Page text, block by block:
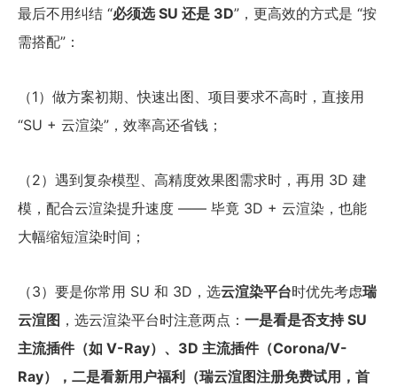
最后不用纠结 “必须选 SU 还是 3D”，更高效的方式是 “按
需搭配”：
（1）做方案初期、快速出图、项目要求不高时，直接用
“SU + 云渲染”，效率高还省钱；
（2）遇到复杂模型、高精度效果图需求时，再用 3D 建
模，配合云渲染提升速度 —— 毕竟 3D + 云渲染，也能
大幅缩短渲染时间；
（3）要是你常用 SU 和 3D，选云渲染平台时优先考虑瑞
云渲图 ，选云渲染平台时注意两点： 一是看是否支持 SU
主流插件（如 V-Ray）、3D 主流插件（Corona/V-
Ray），二是看新用户福利（瑞云渲图注册免费试用，首